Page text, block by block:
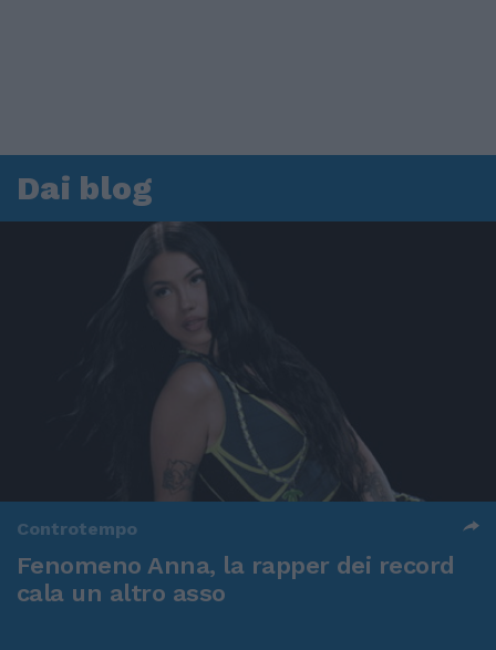
Dai blog
Controtempo
Fenomeno Anna, la rapper dei record
cala un altro asso